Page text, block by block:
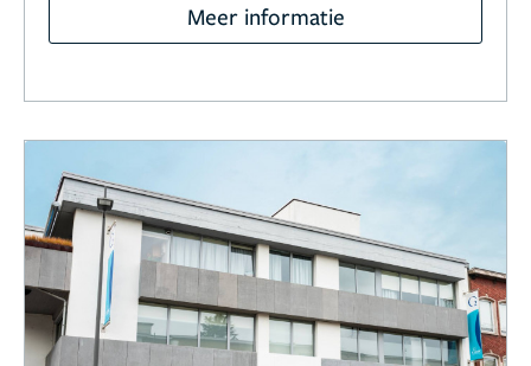
Meer informatie